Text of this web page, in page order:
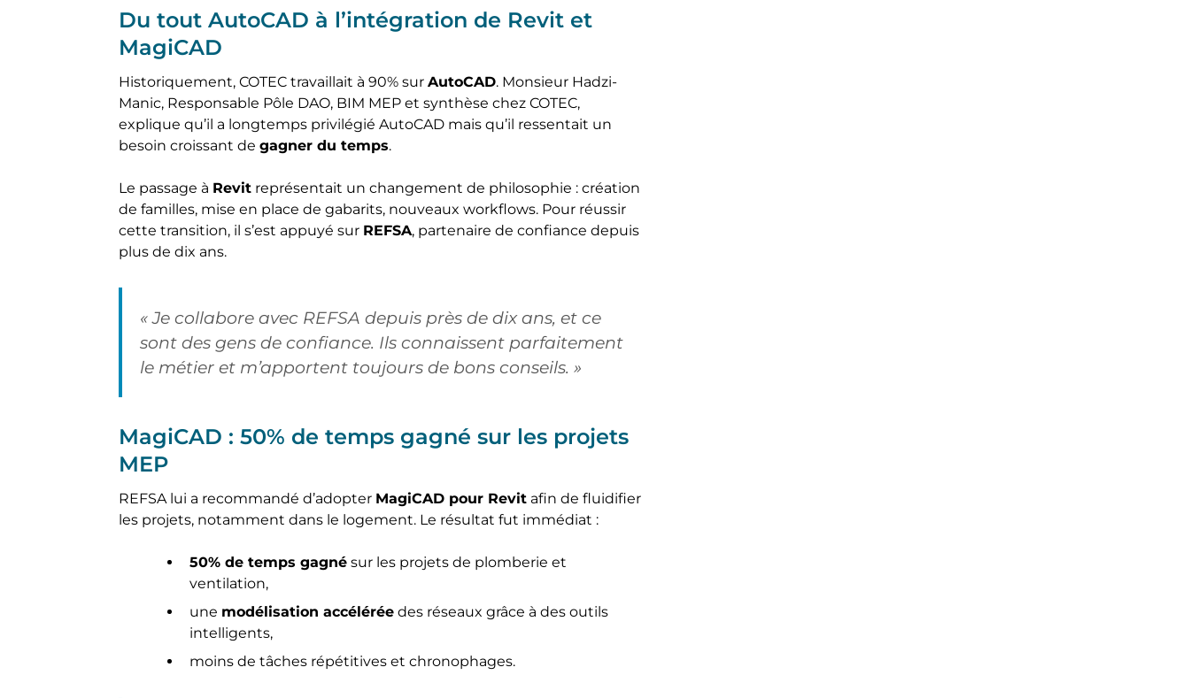
Du tout AutoCAD à l’intégration de Revit et
MagiCAD
Historiquement, COTEC travaillait à 90% surAutoCAD. Monsieur Hadzi-
Manic, Responsable Pôle DAO, BIM MEP et synthèse chez COTEC,
explique qu’il a longtemps privilégié AutoCAD mais qu’il ressentait un
besoin croissant degagner du temps.
Le passage à Revit représentait un changement de philosophie : création
de familles, mise en place de gabarits, nouveaux workflows. Pour réussir
cette transition, il s’est appuyé sur REFSA, partenaire de confiance depuis
plus de dix ans.
« Je collabore avec REFSA depuis près de dix ans, et ce
sont des gens de confiance. Ils connaissent parfaitement
le métier et m’apportent toujours de bons conseils. »
MagiCAD : 50% de temps gagné sur les projets
MEP
REFSA lui a recommandé d’adopter MagiCAD pour Revit afin de fluidifier
les projets, notamment dans le logement. Le résultat fut immédiat :
50% de temps gagné sur les projets de plomberie et
ventilation,
une modélisation accélérée des réseaux grâce à des outils
intelligents,
moins de tâches répétitives et chronophages.